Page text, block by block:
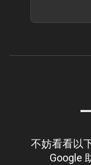
不妨看看以
Google